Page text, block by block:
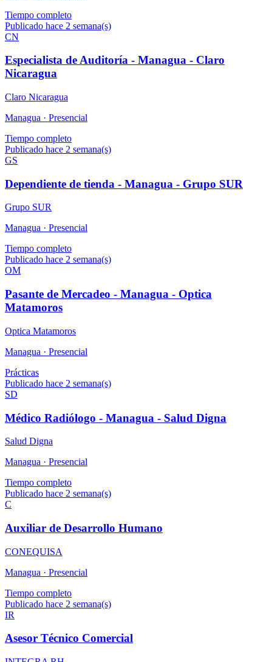
Tiempo completo
Publicado hace 2 semana(s)
CN
Especialista de Auditoría - Managua - Claro
Nicaragua
Claro Nicaragua
Managua · Presencial
Tiempo completo
Publicado hace 2 semana(s)
GS
Dependiente de tienda - Managua - Grupo SUR
Grupo SUR
Managua · Presencial
Tiempo completo
Publicado hace 2 semana(s)
OM
Pasante de Mercadeo - Managua - Optica
Matamoros
Optica Matamoros
Managua · Presencial
Prácticas
Publicado hace 2 semana(s)
SD
Médico Radiólogo - Managua - Salud Digna
Salud Digna
Managua · Presencial
Tiempo completo
Publicado hace 2 semana(s)
C
Auxiliar de Desarrollo Humano
CONEQUISA
Managua · Presencial
Tiempo completo
Publicado hace 2 semana(s)
IR
Asesor Técnico Comercial